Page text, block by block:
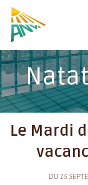
Le Mardi
DU 15